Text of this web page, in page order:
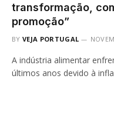
transformação,
promoção”
BY VEJA PORTUGAL
A indústria alimentar
últimos anos devido à